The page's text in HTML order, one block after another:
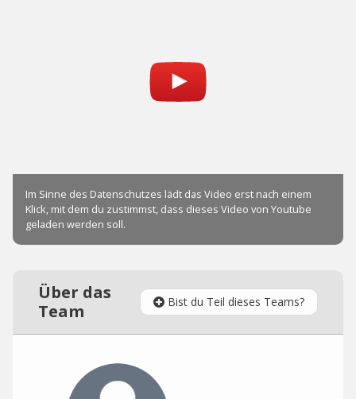
Über das
Team
Bist du Teil dieses Teams?